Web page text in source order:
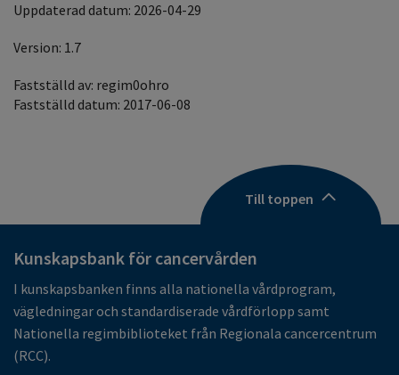
Uppdaterad datum: 2026-04-29
Version: 1.7
Fastställd av: regim0ohro
Fastställd datum: 2017-06-08
Till toppen
Kunskapsbank för cancervården
I kunskapsbanken finns alla nationella vårdprogram,
vägledningar och standardiserade vårdförlopp samt
Nationella regimbiblioteket från Regionala cancercentrum
(RCC).